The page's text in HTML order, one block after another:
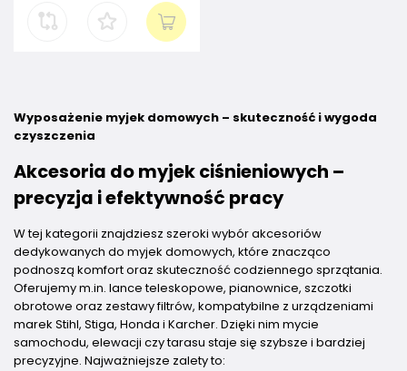
Wyposażenie myjek domowych – skuteczność i wygoda
czyszczenia
Akcesoria do myjek ciśnieniowych –
precyzja i efektywność pracy
W tej kategorii znajdziesz szeroki wybór akcesoriów
dedykowanych do myjek domowych, które znacząco
podnoszą komfort oraz skuteczność codziennego sprzątania.
Oferujemy m.in. lance teleskopowe, pianownice, szczotki
obrotowe oraz zestawy filtrów, kompatybilne z urządzeniami
marek Stihl, Stiga, Honda i Karcher. Dzięki nim mycie
samochodu, elewacji czy tarasu staje się szybsze i bardziej
precyzyjne. Najważniejsze zalety to: